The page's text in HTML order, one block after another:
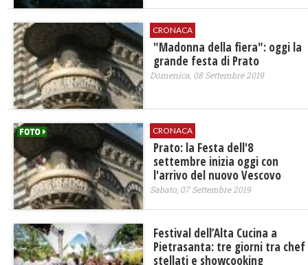
CRONACA
"Madonna della fiera": oggi la
grande festa di Prato
Domenica, 08 Settembre 2019
CRONACA
Prato: la Festa dell'8
settembre inizia oggi con
l'arrivo del nuovo Vescovo
Sabato, 07 Settembre 2019
Festival dell’Alta Cucina a
Pietrasanta: tre giorni tra chef
stellati e showcooking